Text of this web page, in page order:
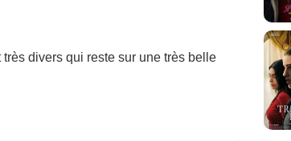
divers qui reste sur une très belle